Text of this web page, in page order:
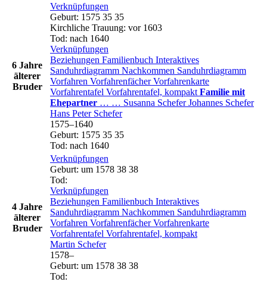
6 Jahre
älterer
Bruder
Verknüpfungen
Geburt: 1575 35 35
Kirchliche Trauung: vor 1603
Tod: nach 1640
Verknüpfungen
Beziehungen Familienbuch Interaktives
Sanduhrdiagramm Nachkommen Sanduhrdiagramm
Vorfahren VorfahrenfächerVorfahrenkarte
Vorfahrentafel Vorfahrentafel, kompakt Familie mit
Ehepartner … … Susanna Schefer Johannes Schefer
Hans Peter Schefer
1575–1640
Geburt: 1575 35 35
Tod: nach 1640
4 Jahre
älterer
Bruder
Verknüpfungen
Geburt: um 1578 38 38
Tod:
Verknüpfungen
Beziehungen Familienbuch Interaktives
Sanduhrdiagramm Nachkommen Sanduhrdiagramm
Vorfahren VorfahrenfächerVorfahrenkarte
Vorfahrentafel Vorfahrentafel, kompakt
Martin Schefer
1578–
Geburt: um 1578 38 38
Tod: